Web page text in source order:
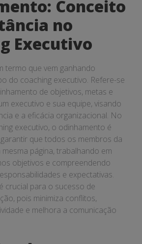
Conceito
no
Executivo
termo que vem ganhando
do coaching executivo. Refere-se
de objetivos, metas e
executivo e sua equipe, visando
e a eficácia organizacional. No
executivo, o odinhamento é
que todos os membros da
página, trabalhando em
objetivos e compreendendo
e expectativas.
crucial para o sucesso de
pois minimiza conflitos,
e melhora a comunicação